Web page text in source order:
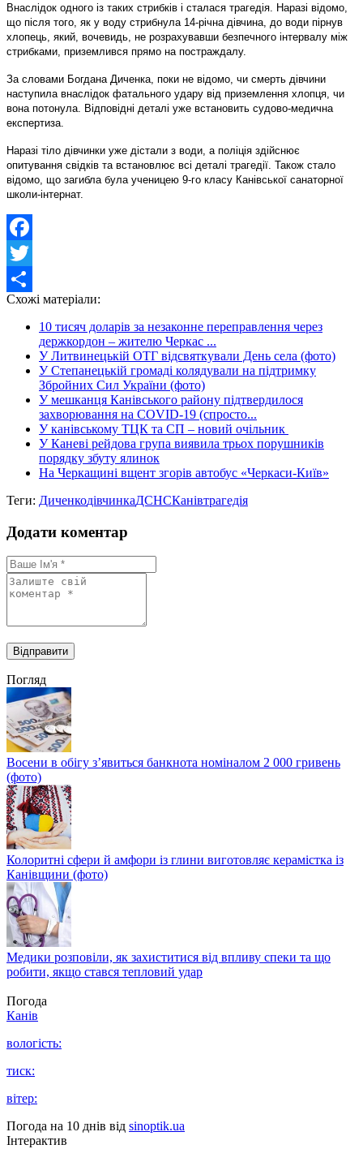
Внаслідок одного із таких стрибків і сталася трагедія. Наразі відомо,
що після того, як у воду стрибнула 14-річна дівчина, до води пірнув
хлопець, який, вочевидь, не розрахувавши безпечного інтервалу між
стрибками, приземлився прямо на постраждалу.
За словами Богдана Диченка, поки не відомо, чи смерть дівчини
наступила внаслідок фатального удару від приземлення хлопця, чи
вона потонула. Відповідні деталі уже встановить судово-медична
експертиза.
Наразі тіло дівчинки уже дістали з води, а поліція здійснює
опитування свідків та встановлює всі деталі трагедії. Також стало
відомо, що загибла була ученицею 9-го класу Канівської санаторної
школи-інтернат.
Facebook
Twitter
Share
Схожі матеріали:
10 тисяч доларів за незаконне переправлення через
держкордон – жителю Черкас ...
У Литвинецькій ОТГ відсвяткували День села (фото)
У Степанецькій громаді колядували на підтримку
Збройних Сил України (фото)
У мешканця Канівського району підтвердилося
захворювання на COVID-19 (спросто...
У канівському ТЦК та СП – новий очільник
У Каневі рейдова група виявила трьох порушників
порядку збуту ялинок
На Черкащині вщент згорів автобус «Черкаси-Київ»
Теги: ДиченкодівчинкаДСНСКанівтрагедія
Додати коментар
Погляд
Восени в обігу з’явиться банкнота номіналом 2 000 гривень
(фото)
Колоритні сфери й амфори із глини виготовляє керамістка із
Канівщини (фото)
Медики розповіли, як захиститися від впливу спеки та що
робити, якщо стався тепловий удар
Погода
Канів
вологість:
тиск:
вітер:
Погода на 10 днів від sinoptik.ua
Інтерактив